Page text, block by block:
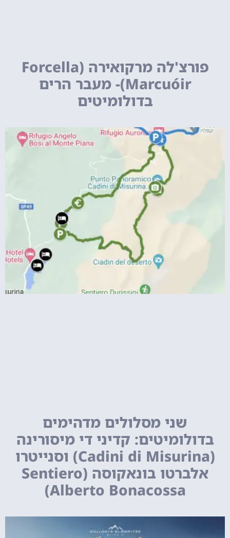
פורצ'לה מרקואירה (Forcella
Marcuóir)- מעבר הרים
בדולומיטים
שני מסלולים מדהימים
בדולומיטים: קדיני די מיסורינה
(Cadini di Misurina) וסנייטרו
אלברטו בונאקוסה (Sentiero
Alberto Bonacossa)